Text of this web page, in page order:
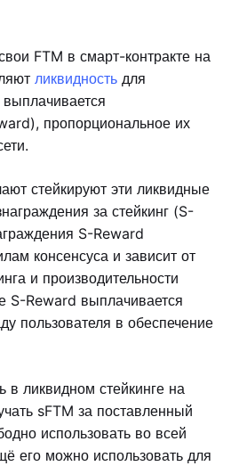
FTM в смарт-контракте на
ликвидность для
пропорциональное их
стейкируют эти ликвидные
за стейкинг (S-
S-Reward
консенсуса и зависит от
и производительности
S-Reward выплачивается
пользователя в обеспечение
в ликвидном стейкинге на
sFTM за поставленный
использовать во всей
его можно использовать для